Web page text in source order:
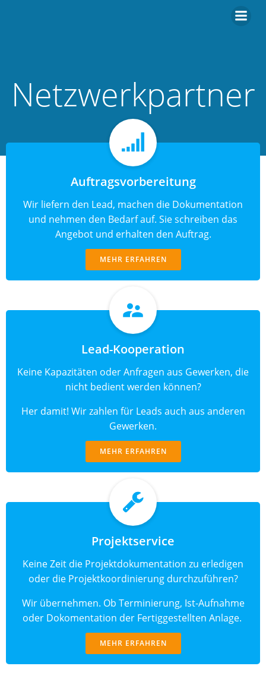
Netzwerkpartner
Auftragsvorbereitung
Wir liefern den Lead, machen die Dokumentation
und nehmen den Bedarf auf. Sie schreiben das
Angebot und erhalten den Auftrag.
MEHR ERFAHREN
Lead-Kooperation
Keine Kapazitäten oder Anfragen aus Gewerken, die
nicht bedient werden können?
Her damit! Wir zahlen für Leads auch aus anderen
Gewerken.
MEHR ERFAHREN
Projektservice
Keine Zeit die Projektdokumentation zu erledigen
oder die Projektkoordinierung durchzuführen?
Wir übernehmen. Ob Terminierung, Ist-Aufnahme
oder Dokomentation der Fertiggestellten Anlage.
MEHR ERFAHREN